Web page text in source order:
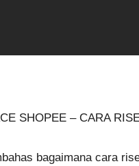
SHOPEE – CARA
bagaimana cara